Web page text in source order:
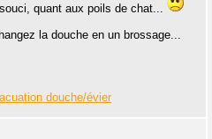
quant aux poils de chat...
la douche en un brossage...
douche/évier